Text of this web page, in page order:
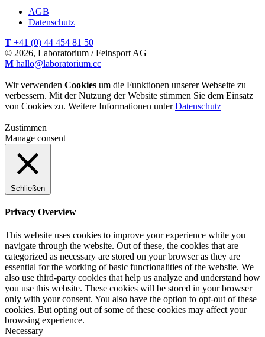
AGB
Datenschutz
T +41 (0) 44 454 81 50
© 2026, Laboratorium / Feinsport AG
M hallo@laboratorium.cc
Wir verwenden Cookies um die Funktionen unserer Webseite zu
verbessern. Mit der Nutzung der Website stimmen Sie dem Einsatz
von Cookies zu. Weitere Informationen unterDatenschutz
Zustimmen
Manage consent
Schließen
Privacy Overview
This website uses cookies to improve your experience while you
navigate through the website. Out of these, the cookies that are
categorized as necessary are stored on your browser as they are
essential for the working of basic functionalities of the website. We
also use third-party cookies that help us analyze and understand how
you use this website. These cookies will be stored in your browser
only with your consent. You also have the option to opt-out of these
cookies. But opting out of some of these cookies may affect your
browsing experience.
Necessary